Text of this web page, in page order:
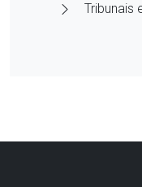
Tribunais